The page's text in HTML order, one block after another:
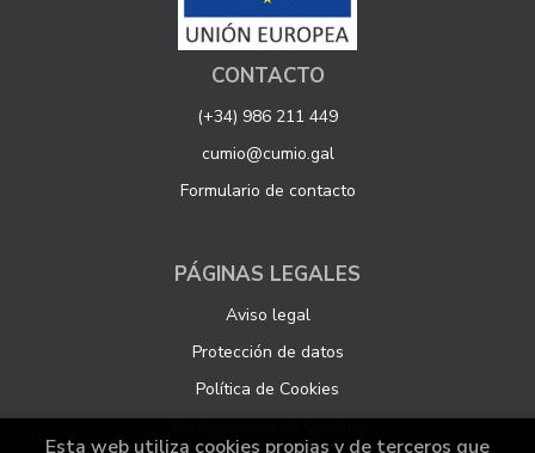
CONTACTO
(+34) 986 211 449
cumio@cumio.gal
Formulario de contacto
PÁGINAS LEGALES
Aviso legal
Protección de datos
Política de Cookies
Esta web utiliza cookies propias y de terceros que